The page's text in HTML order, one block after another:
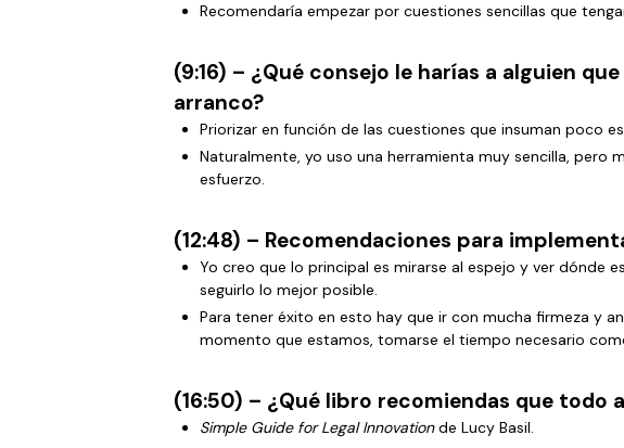
Recomendaría empezar por cuestiones sencillas que
(9:16) – ¿Qué consejo le harías a alguien
arranco?
Priorizar en función de las cuestiones que insuman poco
Naturalmente, yo uso una herramienta muy sencilla, pero
esfuerzo.
(12:48) – Recomendaciones para
Yo creo que lo principal es mirarse al espejo y ver dónde
seguirlo lo mejor posible.
Para tener éxito en esto hay que ir con mucha firmeza y
momento que estamos, tomarse el tiempo necesario
(16:50) – ¿Qué libro recomiendas que todo
Simple Guide for Legal Innovationde Lucy Basil.